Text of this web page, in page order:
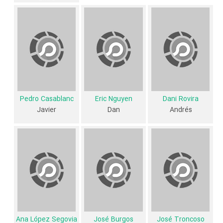
است که نشان می‌دهد بازیگران Thi Mai, rumbo a Vietnam عمدتا از
داستان فیلم Thi Mai, rumbo a Vietnam
از محتوا و داستان فیلم Thi Mai, rumbo a Vietnam چقدر اطلاع دارید؟
شده است.
در خلاصه داستانی که یا از سوی تیم رسانه‌ای اثر و یا توسط دیگر رسانه‌ها درباره
داستان Thi Mai, rumbo a Vietnam منتشر شده است، می‌خوانیم: «همراه
اخیرا متوفی درگذشت، برنامه ریزی کرده بود تا از آن استفاده کند.»
فیلم Thi Mai, rumbo a Vietnam از نظر ساختار (فرم)، محتوا و محیط
می‌توان گفت آثار مرتبط فیلم Thi Mai, rumbo a Vietnam عبارت است از: .
Dani Rovira
Andrés
Eric Nguyen
Dan
Pedro Casablanc
Javier
José Troncoso
José Burgos
Ana López Segovia